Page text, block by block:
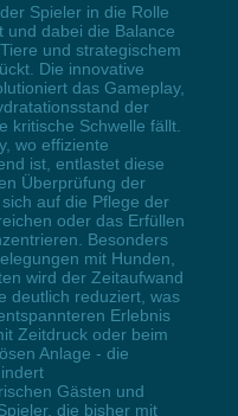
Spieler in die Rolle
und dabei die Balance
und strategischem
Die innovative
das Gameplay,
der
kritische Schwelle fällt.
wo effiziente
ist, entlastet diese
Überprüfung der
auf die Pflege der
oder das Erfüllen
Besonders
mit Hunden,
wird der Zeitaufwand
deutlich reduziert, was
Erlebnis
Zeitdruck oder beim
Anlage - die
Gästen und
die bisher mit